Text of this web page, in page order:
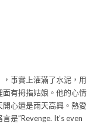
事實上灌滿了水泥，用
有拇指姑娘。他的心情
心還是雨天高興。熱愛
是”Revenge. It’s even